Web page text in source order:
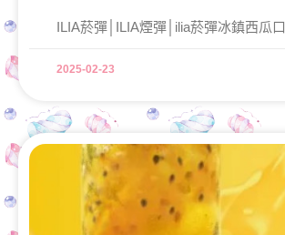
ILIA菸彈│ILIA煙彈│ilia菸彈冰鎮西瓜口
2025-02-23